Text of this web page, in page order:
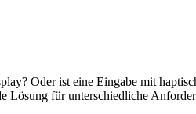
Oder ist eine Eingabe mit
Lösung für unterschiedliche